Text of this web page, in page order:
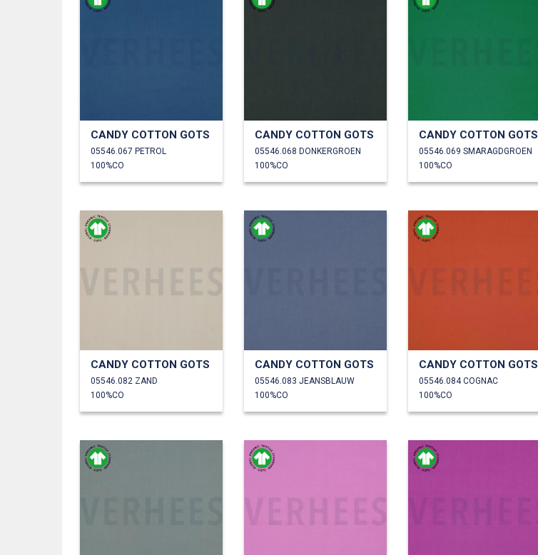
CANDY COTTON GOTS
05546.067 PETROL
100%CO
CANDY COTTON GOTS
05546.068 DONKERGROEN
100%CO
CANDY COTTON GOTS
05546.069 SMARAGDGROEN
100%CO
CANDY COTTON GOTS
05546.082 ZAND
100%CO
CANDY COTTON GOTS
05546.083 JEANSBLAUW
100%CO
CANDY COTTON GOTS
05546.084 COGNAC
100%CO